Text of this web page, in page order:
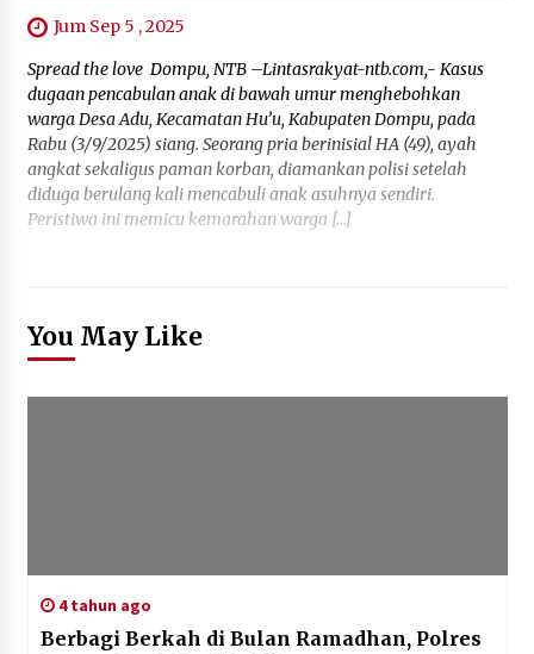
Jum Sep 5 , 2025
Spread the love Dompu, NTB –Lintasrakyat-ntb.com,- Kasus
dugaan pencabulan anak di bawah umur menghebohkan
warga Desa Adu, Kecamatan Hu’u, Kabupaten Dompu, pada
Rabu (3/9/2025) siang. Seorang pria berinisial HA (49), ayah
angkat sekaligus paman korban, diamankan polisi setelah
diduga berulang kali mencabuli anak asuhnya sendiri.
Peristiwa ini memicu kemarahan warga […]
You May Like
4 tahun ago
Berbagi Berkah di Bulan Ramadhan, Polres